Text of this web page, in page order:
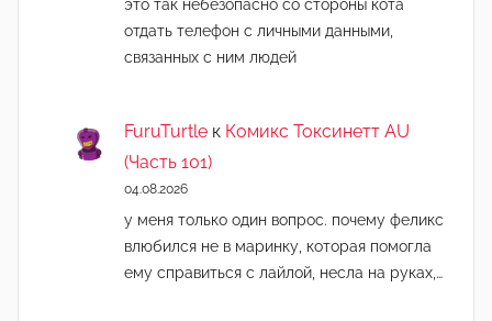
это так небезопасно со стороны кота
отдать телефон с личными данными,
связанных с ним людей
FuruTurtle к Комикс Токсинетт AU
(Часть 101)
04.08.2026
у меня только один вопрос. почему феликс
влюбился не в маринку, которая помогла
ему справиться с лайлой, несла на руках,…